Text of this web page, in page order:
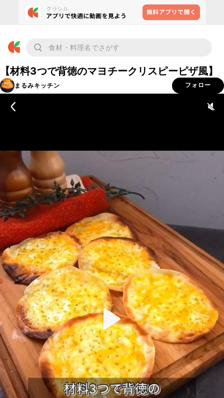
【材料3つで背徳のマヨチークリスピーピザ風】
まるみキッチン フォロー